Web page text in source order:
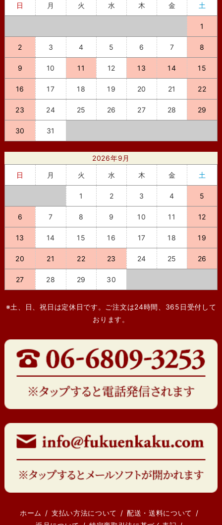
日
月 火 水 木 金 土
1
2 3 4 5 6 7 8
9 10 11 12 13 14 15
16 17 18 19 20 21 22
23 24 25 26 27 28 29
30 31
2026年9月
日
月 火 水 木 金 土
1 2 3 4 5
6 7 8 9 10 11 12
13 14 15 16 17 18 19
20 21 22 23 24 25 26
27 28 29 30
※土、日、祝日は定休日です。ご注文は24時間、365日受付して
おります。
ホーム 支払い方法について
配送・送料について